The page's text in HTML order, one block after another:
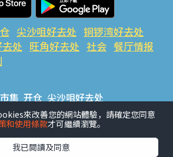
尖沙咀好去处 铜锣湾好去处
处 旺角好去处 社会 餐厅情报
市集 开仓 尖沙咀好去处
去处 荃湾好去处 旺角好去处 社会
來改善您的網站體驗，請確定您同意
和使用條款才可繼續瀏覽。
我已閱讀及同意